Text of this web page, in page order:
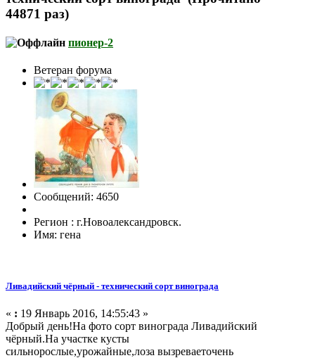
44871 раз)
пионер-2
Ветеран форума
Сообщений: 4650
Регион : г.Новоалександровск.
Имя: гена
Ливадийский чёрный - технический сорт винограда
« : 19 Январь 2016, 14:55:43 »
Добрый день!На фото сорт винограда Ливадийский
чёрный.На участке кусты
сильнорослые,урожайные,лоза вызреваеточень